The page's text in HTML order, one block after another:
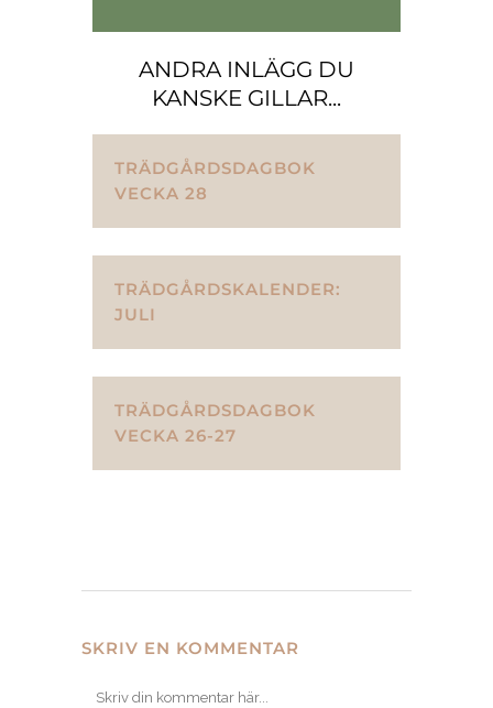
ANDRA INLÄGG DU
KANSKE GILLAR...
TRÄDGÅRDSDAGBOK
VECKA 28
TRÄDGÅRDSKALENDER:
JULI
TRÄDGÅRDSDAGBOK
VECKA 26-27
SKRIV EN KOMMENTAR